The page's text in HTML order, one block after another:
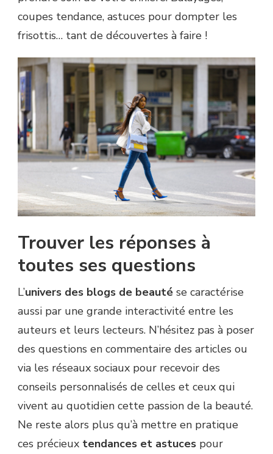
coupes tendance, astuces pour dompter les
frisottis… tant de découvertes à faire !
Trouver les réponses à
toutes ses questions
L’univers des blogs de beauté se caractérise
aussi par une grande interactivité entre les
auteurs et leurs lecteurs. N’hésitez pas à poser
des questions en commentaire des articles ou
via les réseaux sociaux pour recevoir des
conseils personnalisés de celles et ceux qui
vivent au quotidien cette passion de la beauté.
Ne reste alors plus qu’à mettre en pratique
ces précieux tendances et astuces pour